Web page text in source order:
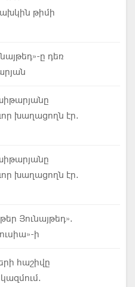
թիմի
ը դեռ
խաղացողն էր.
խաղացողն էր.
Յունայթեդ».
ի
հաշիվը